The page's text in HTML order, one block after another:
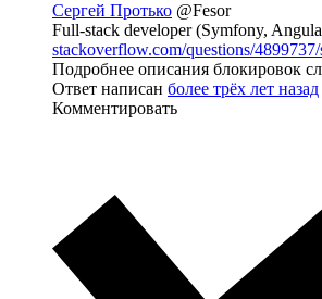
Сергей Протько @Fesor
Full-stack developer (Symfony,
stackoverflow.com/questions/
Подробнее описания блокировок
Ответ написан более трёх лет назад
Комментировать